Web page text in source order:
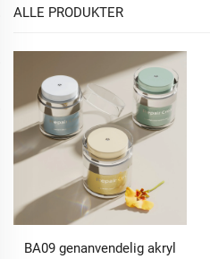
ALLE PRODUKTER
BA09 genanvendelig akryl